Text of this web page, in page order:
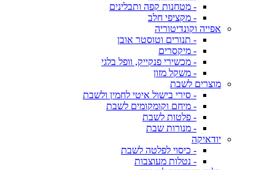
- מטחנות קפה ותבלינים
- מקציפי חלב
אפייה וקונדיטוריה
- תנורים וטוסטר אובן
- מיקסרים
- מכשירי פנקייק, וופל בלגי
- משקל מזון
מוצרים לשבת
- סירי בישול איטי לחמין ולשבת
- מיחם וקומקומים לשבת
- פלטות לשבת
- מנורות שבת
יודאיקה
- כיסוי לפלטה לשבת
- נטלות מעוצבות